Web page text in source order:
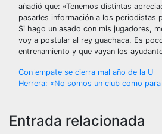
añadió que: «Tenemos distintas
pasarles información a los periodistas
Si hago un asado con mis jugadores,
voy a postular al rey guachaca. Es
entrenamiento y que vayan los
Navegación
entradas
Con empate se cierra mal año de la U
Herrera: «No somos un club como
Entrada relacionada